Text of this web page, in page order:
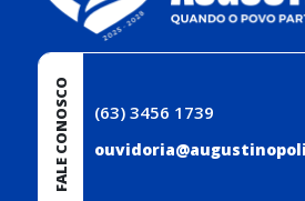
FALE CONOSCO (63) 3456 1739